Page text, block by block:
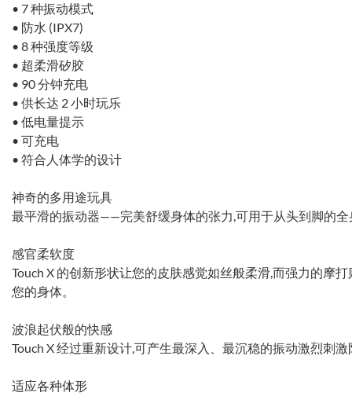
• 7 种振动模式
• 防水 (IPX7)
• 8 种强度等级
• 超柔滑矽胶
• 90 分钟充电
• 供长达 2 小时玩乐
• 低电量提示
• 可充电
• 符合人体学的设计
神奇的多用途玩具
最平滑的振动器——完美舒缓身体的张力,可用于从头到脚的
感官柔软度
Touch X 的创新形状让您的皮肤感觉如丝般柔滑,而强力的摩
您的身体。
波浪起伏般的快感
Touch X 经过重新设计,可产生最深入、最沉稳的振动激烈刺
适应各种体形